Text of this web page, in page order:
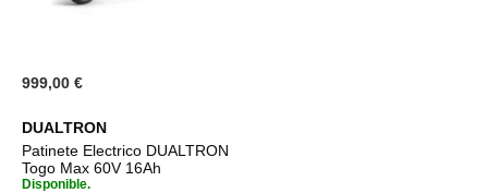
999,00 €
DUALTRON
Patinete Electrico DUALTRON
Togo Max 60V 16Ah
Disponible.